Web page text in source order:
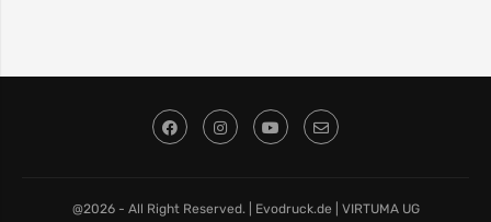
@2026 - All Right Reserved. | Evodruck.de | VIRTUMA UG